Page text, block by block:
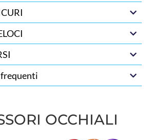
OCCHIALI